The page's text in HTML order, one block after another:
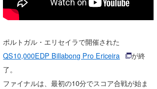
ポルトガル・エリセイラで開催された
QS10,000EDP Billabong Pro Ericeira
が終
了。
ファイナルは、最初の10分でスコア合戦が始ま
ライター/寄稿メディア
Core Surf Japan
Naoya Kimoto
mitsuteru Kamio
メディア
SURFMEDIA
波伝説アンバサダー/プロライダー